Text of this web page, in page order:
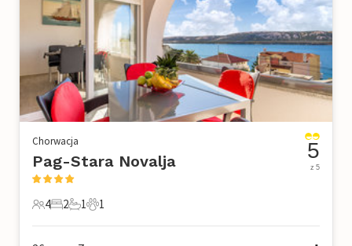
Chorwacja
Pag-Stara Novalja
4 Goście
4
2 Sypialnie
2
1 Łazienka
1
1 Zwierzę domowe
1
5
z 5